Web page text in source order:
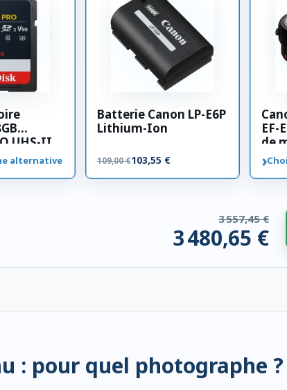
UHS-II
s
alternative
Batterie Canon LP-E6P
Lithium-Ion
109,00 €103,55 €
EF-
de
›
3 557,45 €
3 480,65 €
: pour quel photographe ?